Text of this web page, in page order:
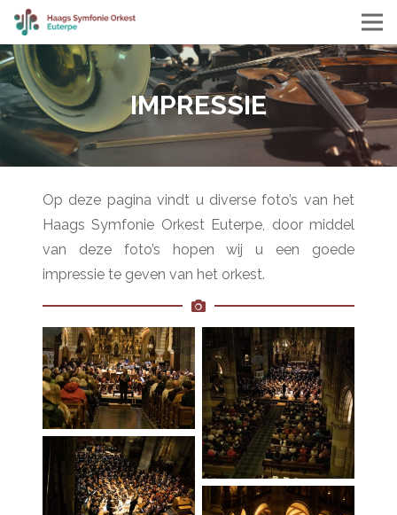
IMPRESSIE
Op deze pagina vindt u diverse foto’s van het
Haags Symfonie Orkest Euterpe, door middel
van deze foto’s hopen wij u een goede
impressie te geven van het orkest.